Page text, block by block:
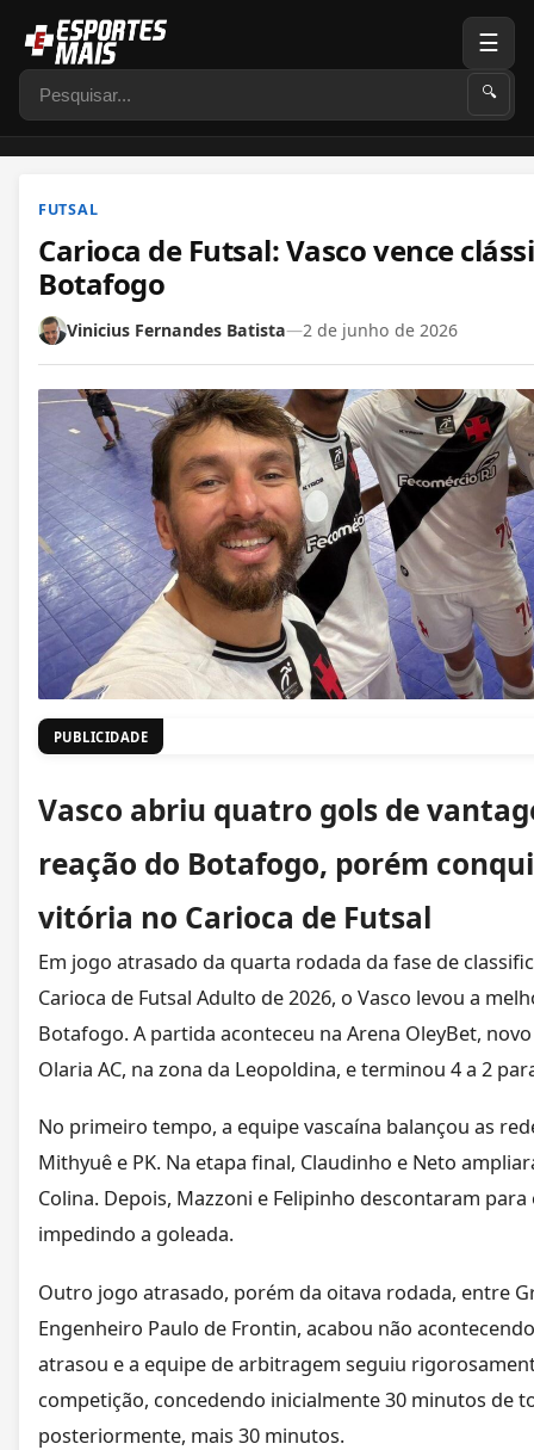
Pesquisar 🔍
☰
FUTSAL
Carioca de Futsal: Vasco vence
Botafogo
Vinicius Fernandes Batista—2 de junho de 2026
PUBLICIDADE
Vasco abriu quatro gols de
reação do Botafogo, porém
vitória no Carioca de Futsal
Em jogo atrasado da quarta rodada da fase de
Carioca de Futsal Adulto de 2026, o Vasco levou a
Botafogo. A partida aconteceu na Arena OleyBet,
Olaria AC, na zona da Leopoldina, e terminou 4 a 2
No primeiro tempo, a equipe vascaína balançou as
Mithyuê e PK. Na etapa final, Claudinho e Neto
Colina. Depois, Mazzoni e Felipinho descontaram
impedindo a goleada.
Outro jogo atrasado, porém da oitava rodada, entre
Engenheiro Paulo de Frontin, acabou não
atrasou e a equipe de arbitragem seguiu
competição, concedendo inicialmente 30 minutos de
posteriormente, mais 30 minutos.